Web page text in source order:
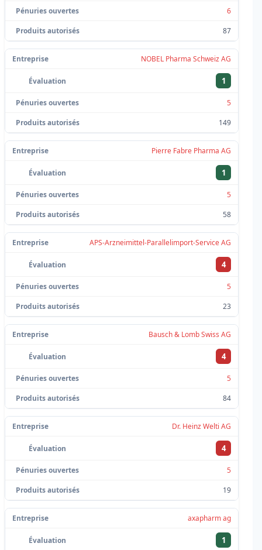
6
87
NOBEL Pharma Schweiz AG
1
5
149
Pierre Fabre Pharma AG
1
5
58
APS-Arzneimittel-Parallelimport-Service AG
4
5
23
Bausch & Lomb Swiss AG
4
5
84
Dr. Heinz Welti AG
4
5
19
axapharm ag
1